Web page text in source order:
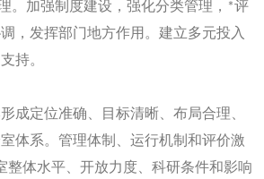
加强制度建设，强化分类管理，*评
，发挥部门地方作用。建立多元投入
持。
定位准确、目标清晰、布局合理、
体系。管理体制、运行机制和评价激
整体水平、开放力度、科研条件和影响